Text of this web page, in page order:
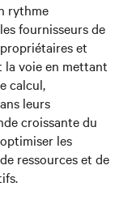
rythme
fournisseurs de
et
voie en mettant
calcul,
leurs
croissante du
les
ressources et de